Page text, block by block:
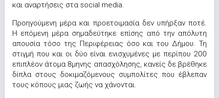
και αναρτήσεις στα social media.
Προηγούμενη μέρα και προετοιμασία δεν υπήρξαν ποτέ.
Η επόμενη μέρα σημαδεύτηκε επίσης από την απόλυτη
απουσία τόσο της Περιφέρειας όσο και του Δήμου. Τη
στιγμή που και οι δύο είναι ενισχυμένες με περίπου 200
επιπλέον άτομα 8μηνης απασχόλησης, κανείς δε βρέθηκε
δίπλα στους δοκιμαζόμενους συμπολίτες που έβλεπαν
τους κόπους μιας ζωής να χάνονται.